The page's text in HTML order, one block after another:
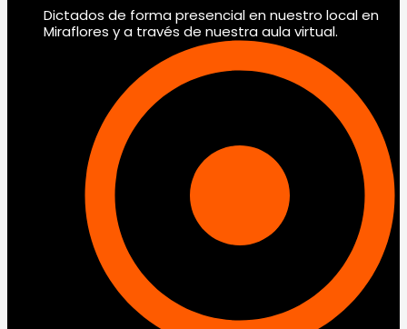
Dictados de forma presencial en nuestro local en
Miraflores y a través de nuestra aula virtual.